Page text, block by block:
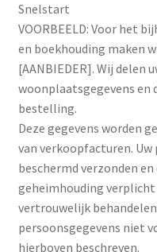
Snelstart
VOORBEELD: Voor het
en boekhouding maken
[AANBIEDER]. Wij delen
woonplaatsgegevens
bestelling.
Deze gegevens worden
van verkoopfacturen. Uw
beschermd verzonden
geheimhouding verplicht
vertrouwelijk
persoonsgegevens niet
hierboven beschreven.